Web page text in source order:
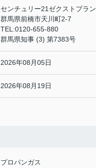
センチュリー21ゼクストプラン
群馬県前橋市天川町2-7
TEL:0120-655-880
群馬県知事 (3) 第7383号
2026年08月05日
2026年08月19日
プロパンガス